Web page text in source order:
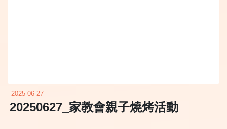
2025-06-27
20250627_家教會親子燒烤活動